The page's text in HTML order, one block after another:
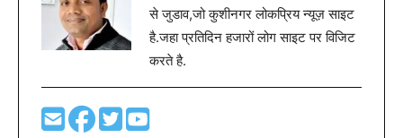
से जुडाव,जो कुशीनगर लोकप्रिय न्यूज़ साइट
है.जहा प्रतिदिन हजारों लोग साइट पर विजिट
करते है.